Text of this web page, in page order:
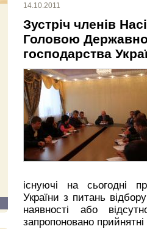
14.10.2011
Зустріч членів
Головою
господарства
існуючі на сьогодні
України з питань
наявності або
запропоновано